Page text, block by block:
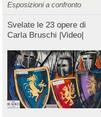
Esposizioni a confronto
Svelate le 23 opere di
Carla Bruschi |Video|